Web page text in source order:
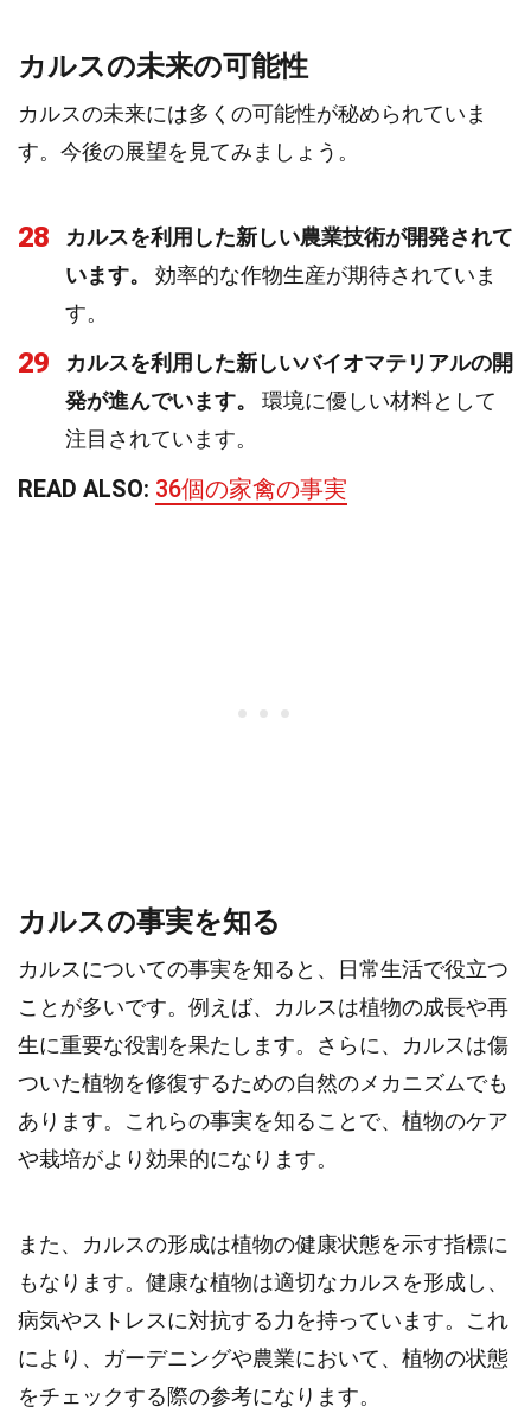
カルスの未来の可能性
カルスの未来には多くの可能性が秘められていま
す。今後の展望を見てみましょう。
28
カルスを利用した新しい農業技術が開発されて
います。
効率的な作物生産が期待されていま
す。
29
カルスを利用した新しいバイオマテリアルの開
発が進んでいます。
環境に優しい材料として
注目されています。
READ ALSO: 36個の家禽の事実
カルスの事実を知る
カルスについての事実を知ると、日常生活で役立つ
ことが多いです。例えば、カルスは植物の成長や再
生に重要な役割を果たします。さらに、カルスは傷
ついた植物を修復するための自然のメカニズムでも
あります。これらの事実を知ることで、植物のケア
や栽培がより効果的になります。
また、カルスの形成は植物の健康状態を示す指標に
もなります。健康な植物は適切なカルスを形成し、
病気やストレスに対抗する力を持っています。これ
により、ガーデニングや農業において、植物の状態
をチェックする際の参考になります。